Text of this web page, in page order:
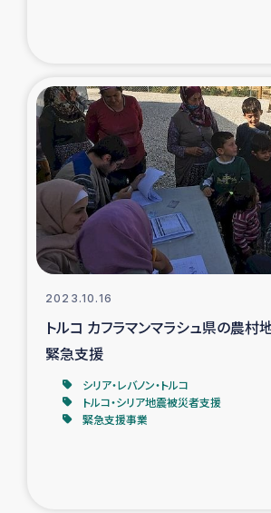
デニヤヤ小規模紅茶農家
コーヒー生産者支援
アイナロ県マウベシ郡でのコー
ベイルート大規模爆発被
女性の生計向上支援
アグロフォレストリー（カカ
2023.10.16
トルコ カフラマンマラシュ県の農
緊急支援
シリア・レバノン・トルコ
トルコ・シリア地震被災者支援
緊急支援事業